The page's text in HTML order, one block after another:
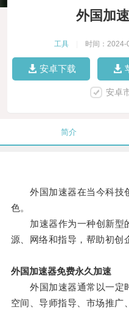
外国加
工具 时间：2024-
安卓下载
安卓
简介
外国加速器在当今科技
色。
加速器作为一种创新型
源、网络和指导，帮助初创
外国加速器免费永久加速
外国加速器通常以一定
空间、导师指导、市场推广